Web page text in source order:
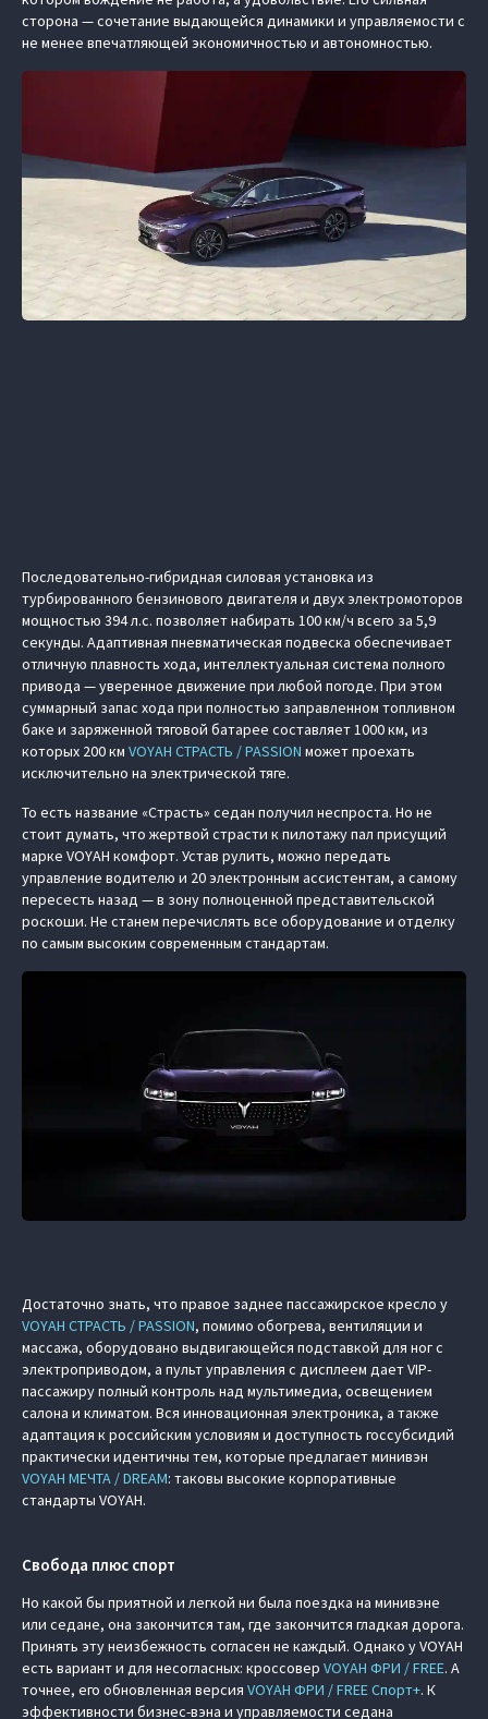
сторона — сочетание выдающейся динамики и управляемости с
не менее впечатляющей экономичностью и автономностью.
Последовательно-гибридная силовая установка из
турбированного бензинового двигателя и двух электромоторов
мощностью 394 л.с. позволяет набирать 100 км/ч всего за 5,9
секунды. Адаптивная пневматическая подвеска обеспечивает
отличную плавность хода, интеллектуальная система полного
привода — уверенное движение при любой погоде. При этом
суммарный запас хода при полностью заправленном топливном
баке и заряженной тяговой батарее составляет 1000 км, из
которых 200 км VOYAH СТРАСТЬ / PASSION может проехать
исключительно на электрической тяге.
То есть название «Страсть» седан получил неспроста. Но не
стоит думать, что жертвой страсти к пилотажу пал присущий
марке VOYAH комфорт. Устав рулить, можно передать
управление водителю и 20 электронным ассистентам, а самому
пересесть назад — в зону полноценной представительской
роскоши. Не станем перечислять все оборудование и отделку
по самым высоким современным стандартам.
Достаточно знать, что правое заднее пассажирское кресло у
VOYAH СТРАСТЬ / PASSION, помимо обогрева, вентиляции и
массажа, оборудовано выдвигающейся подставкой для ног с
электроприводом, а пульт управления с дисплеем дает VIP-
пассажиру полный контроль над мультимедиа, освещением
салона и климатом. Вся инновационная электроника, а также
адаптация к российским условиям и доступность госсубсидий
практически идентичны тем, которые предлагает минивэн
VOYAH МЕЧТА / DREAM: таковы высокие корпоративные
стандарты VOYAH.
Свобода плюс спорт
Но какой бы приятной и легкой ни была поездка на минивэне
или седане, она закончится там, где закончится гладкая дорога.
Принять эту неизбежность согласен не каждый. Однако у VOYAH
есть вариант и для несогласных: кроссовер VOYAH ФРИ / FREE. А
точнее, его обновленная версия VOYAH ФРИ / FREE Спорт+. К
эффективности бизнес-вэна и управляемости седана